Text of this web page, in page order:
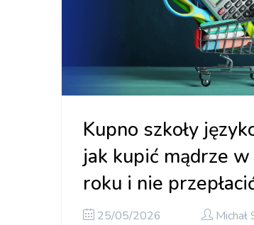
Kupno szkoły
jak kupić mądrze
roku i nie
25/05/2026 Michał